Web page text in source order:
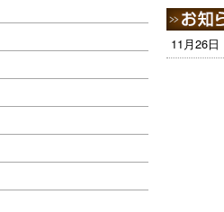
11月26日